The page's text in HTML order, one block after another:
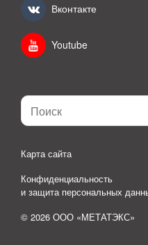
Вконтакте
Youtube
Карта сайта
Конфиденциальность
и защита персональных
© 2026 ООО «МЕТАТЭКС»